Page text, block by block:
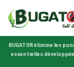
BUGATOR élimine les
essentielles développée